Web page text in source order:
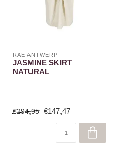
RAE ANTWERP
JASMINE SKIRT
NATURAL
€294,95 €147,47